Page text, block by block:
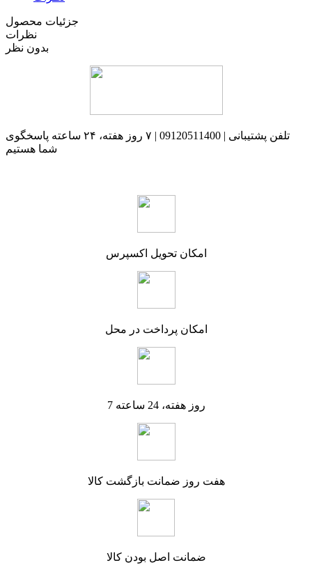
جزئیات محصول
نظرات
بدون نظر
تلفن پشتیبانی | 09120511400 | ۷ روز هفته، ۲۴ ساعته پاسخگوی
شما هستیم
امکان تحویل اکسپرس
امکان پرداخت در محل
7 روز هفته، 24 ساعته
هفت روز ضمانت بازگشت کالا
ضمانت اصل بودن کالا